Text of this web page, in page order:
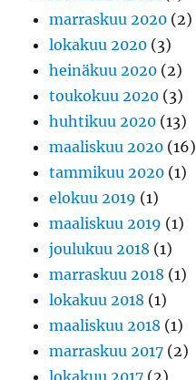
marraskuu 2020 (2)
lokakuu 2020 (3)
heinäkuu 2020 (2)
toukokuu 2020 (3)
huhtikuu 2020 (13)
maaliskuu 2020 (16)
tammikuu 2020 (1)
elokuu 2019 (1)
maaliskuu 2019 (1)
joulukuu 2018 (1)
marraskuu 2018 (1)
lokakuu 2018 (1)
maaliskuu 2018 (1)
marraskuu 2017 (2)